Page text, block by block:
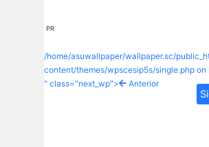
PR
/home/asuwallpaper/wallpaper.sc/
content/themes/wpscesip5s/single.php on
" class="next_wp">
Anterior